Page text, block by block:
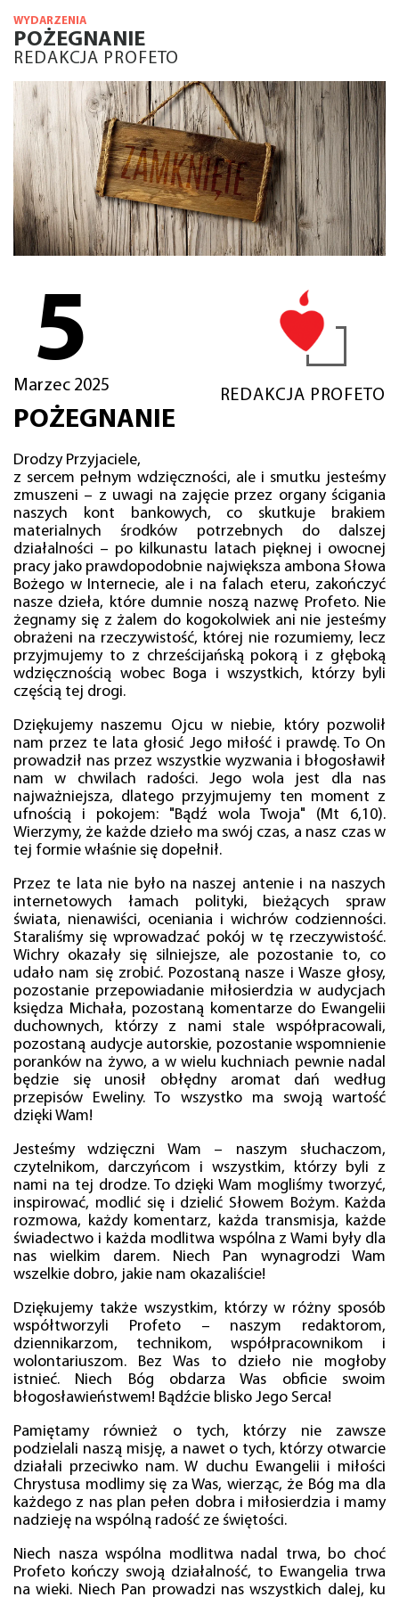
WYDARZENIA
POŻEGNANIE
REDAKCJA PROFETO
5
Marzec 2025
REDAKCJA PROFETO
POŻEGNANIE
Drodzy Przyjaciele,
z sercem pełnym wdzięczności, ale i smutku jesteśmy
zmuszeni – z uwagi na zajęcie przez organy ścigania
naszych kont bankowych, co skutkuje brakiem
materialnych środków potrzebnych do dalszej
działalności – po kilkunastu latach pięknej i owocnej
pracy jako prawdopodobnie największa ambona Słowa
Bożego w Internecie, ale i na falach eteru, zakończyć
nasze dzieła, które dumnie noszą nazwę Profeto. Nie
żegnamy się z żalem do kogokolwiek ani nie jesteśmy
obrażeni na rzeczywistość, której nie rozumiemy, lecz
przyjmujemy to z chrześcijańską pokorą i z głęboką
wdzięcznością wobec Boga i wszystkich, którzy byli
częścią tej drogi.
Dziękujemy naszemu Ojcu w niebie, który pozwolił
nam przez te lata głosić Jego miłość i prawdę. To On
prowadził nas przez wszystkie wyzwania i błogosławił
nam w chwilach radości. Jego wola jest dla nas
najważniejsza, dlatego przyjmujemy ten moment z
ufnością i pokojem: "Bądź wola Twoja" (Mt 6,10).
Wierzymy, że każde dzieło ma swój czas, a nasz czas w
tej formie właśnie się dopełnił.
Przez te lata nie było na naszej antenie i na naszych
internetowych łamach polityki, bieżących spraw
świata, nienawiści, oceniania i wichrów codzienności.
Staraliśmy się wprowadzać pokój w tę rzeczywistość.
Wichry okazały się silniejsze, ale pozostanie to, co
udało nam się zrobić. Pozostaną nasze i Wasze głosy,
pozostanie przepowiadanie miłosierdzia w audycjach
księdza Michała, pozostaną komentarze do Ewangelii
duchownych, którzy z nami stale współpracowali,
pozostaną audycje autorskie, pozostanie wspomnienie
poranków na żywo, a w wielu kuchniach pewnie nadal
będzie się unosił obłędny aromat dań według
przepisów Eweliny. To wszystko ma swoją wartość
dzięki Wam!
Jesteśmy wdzięczni Wam – naszym słuchaczom,
czytelnikom, darczyńcom i wszystkim, którzy byli z
nami na tej drodze. To dzięki Wam mogliśmy tworzyć,
inspirować, modlić się i dzielić Słowem Bożym. Każda
rozmowa, każdy komentarz, każda transmisja, każde
świadectwo i każda modlitwa wspólna z Wami były dla
nas wielkim darem. Niech Pan wynagrodzi Wam
wszelkie dobro, jakie nam okazaliście!
Dziękujemy także wszystkim, którzy w różny sposób
współtworzyli Profeto – naszym redaktorom,
dziennikarzom, technikom, współpracownikom i
wolontariuszom. Bez Was to dzieło nie mogłoby
istnieć. Niech Bóg obdarza Was obficie swoim
błogosławieństwem! Bądźcie blisko Jego Serca!
Pamiętamy również o tych, którzy nie zawsze
podzielali naszą misję, a nawet o tych, którzy otwarcie
działali przeciwko nam. W duchu Ewangelii i miłości
Chrystusa modlimy się za Was, wierząc, że Bóg ma dla
każdego z nas plan pełen dobra i miłosierdzia i mamy
nadzieję na wspólną radość ze świętości.
Niech nasza wspólna modlitwa nadal trwa, bo choć
Profeto kończy swoją działalność, to Ewangelia trwa
na wieki. Niech Pan prowadzi nas wszystkich dalej, ku